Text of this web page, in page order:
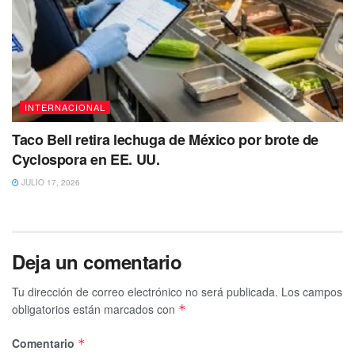
INTERNACIONAL
Taco Bell retira lechuga de México por brote de
Cyclospora en EE. UU.
JULIO 17, 2026
Deja un comentario
Tu dirección de correo electrónico no será publicada. Los campos
obligatorios están marcados con *
Comentario *